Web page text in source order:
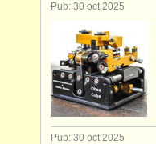
Pub: 30 oct 2025
Pub: 30 oct 2025